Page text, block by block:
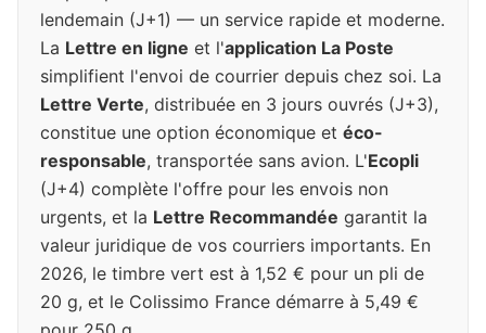
lendemain (J+1) — un service rapide et moderne.
La Lettre en ligne et l'application La Poste
simplifient l'envoi de courrier depuis chez soi. La
Lettre Verte, distribuée en 3 jours ouvrés (J+3),
constitue une option économique et éco-
responsable, transportée sans avion. L'Ecopli
(J+4) complète l'offre pour les envois non
urgents, et la Lettre Recommandée garantit la
valeur juridique de vos courriers importants. En
2026, le timbre vert est à 1,52 € pour un pli de
20 g, et le Colissimo France démarre à 5,49 €